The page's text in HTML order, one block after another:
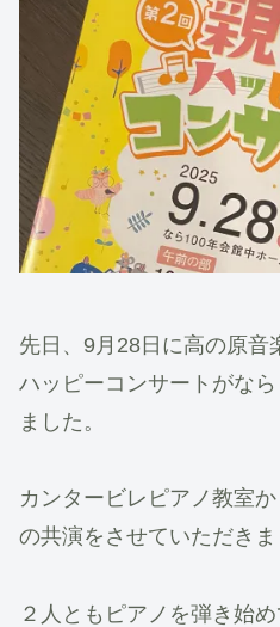
先日、9月28日に高の原音
ハッピーコンサートがな
ました。
カンタービレピアノ教室
の共演をさせていただきま
２人ともピアノを弾き始